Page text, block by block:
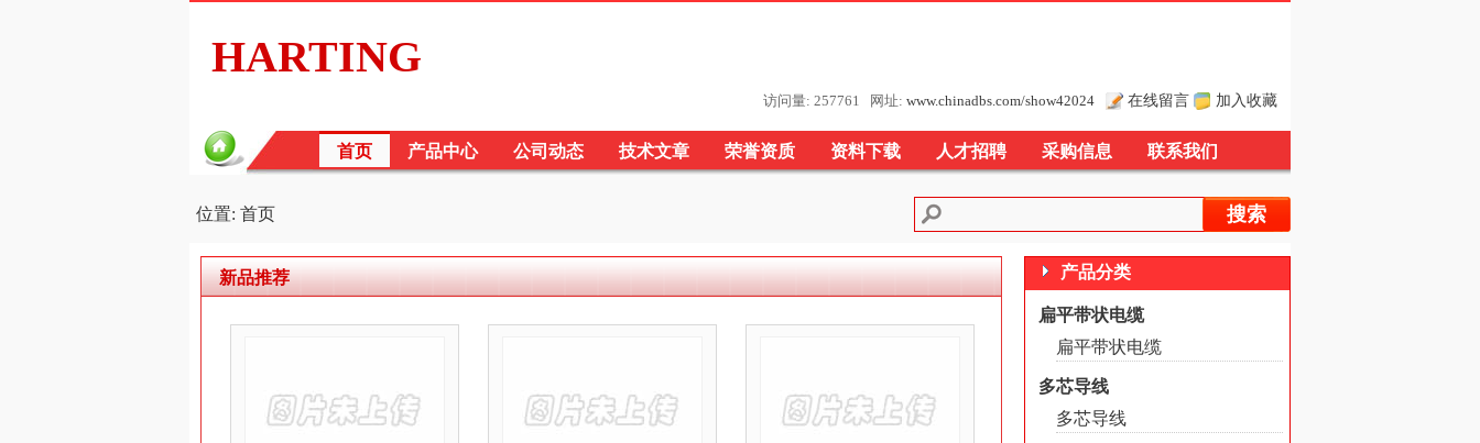
HARTING
访问量: 257761 网址: www.chinadbs.com/show42024 在线留言 加入收藏
首页 产品中心 公司动态 技术文章 荣誉资质 资料下载 人才招聘 采购信息 联系我们
位置: 首页
新品推荐 产品分类
扁平带状电缆
扁平带状电缆
多芯导线
多芯导线